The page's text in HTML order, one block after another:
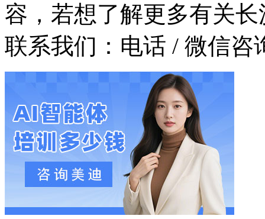
容，若想了解更多有关
联系我们： 电话 / 微信咨